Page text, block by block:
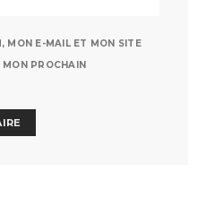
MON E-MAIL ET MON SITE
MON PROCHAIN